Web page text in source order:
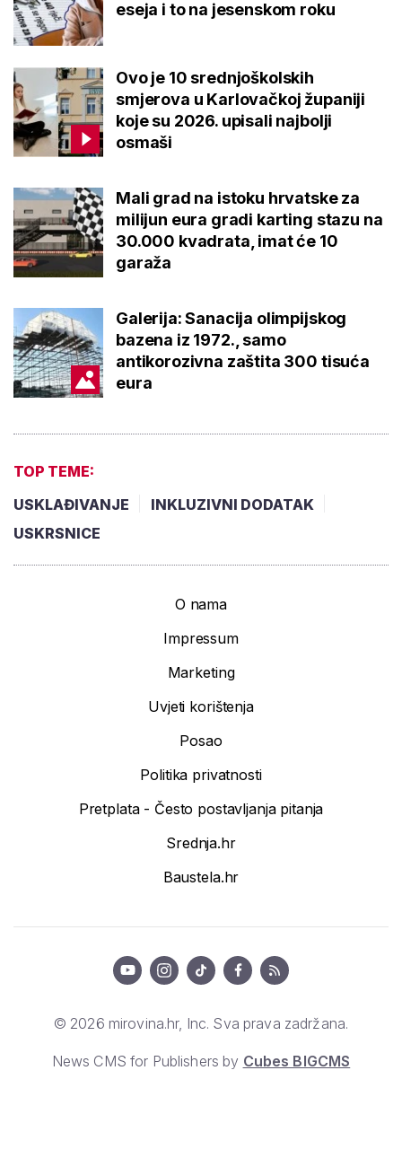
eseja i to na jesenskom roku
Ovo je 10 srednjoškolskih
smjerova u Karlovačkoj županiji
koje su 2026. upisali najbolji
osmaši
Mali grad na istoku hrvatske za
milijun eura gradi karting stazu na
30.000 kvadrata, imat će 10
garaža
Galerija: Sanacija olimpijskog
bazena iz 1972., samo
antikorozivna zaštita 300 tisuća
eura
TOP TEME:
USKLAĐIVANJE
INKLUZIVNI DODATAK
USKRSNICE
O nama
Impressum
Marketing
Uvjeti korištenja
Posao
Politika privatnosti
Pretplata - Često postavljanja pitanja
Srednja.hr
Baustela.hr
© 2026 mirovina.hr, Inc. Sva prava zadržana.
News CMS for Publishers by Cubes BIGCMS